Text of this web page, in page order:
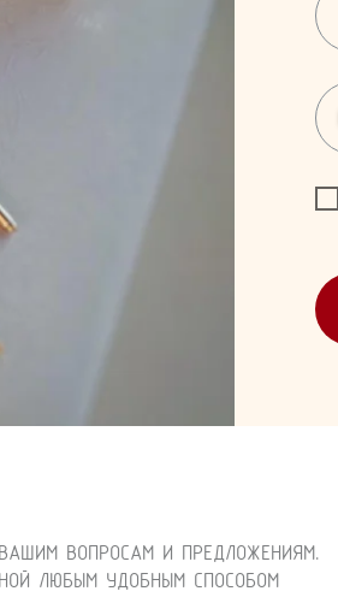
ВОПРОСАМ И ПРЕДЛОЖЕНИЯМ.
ЛЮБЫМ УДОБНЫМ СПОСОБОМ